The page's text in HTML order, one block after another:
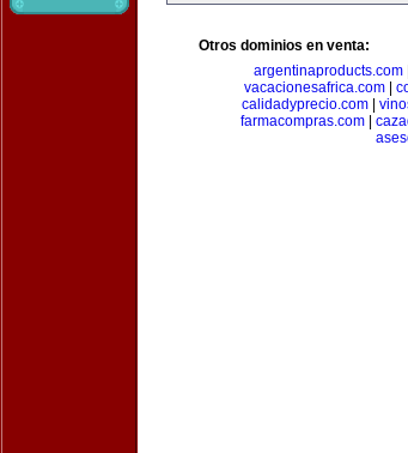
Otros dominios en venta:
argentinaproducts.com|
vacacionesafrica.com|
calidadyprecio.com
farmacompras.com